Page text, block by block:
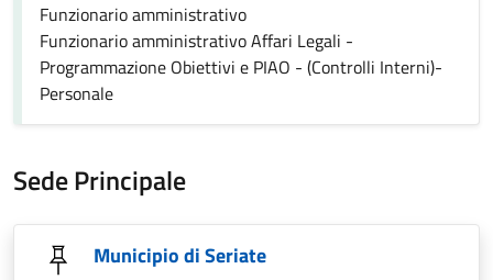
Funzionario amministrativo
Funzionario amministrativo Affari Legali -
Programmazione Obiettivi e PIAO - (Controlli Interni)-
Personale
Sede Principale
Municipio di Seriate